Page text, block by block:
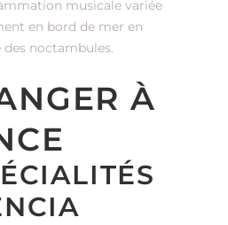
musicale variée
en bord de mer en
noctambules.
À